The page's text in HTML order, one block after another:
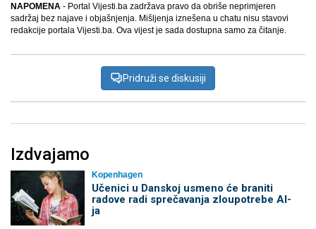
NAPOMENA - Portal Vijesti.ba zadržava pravo da obriše neprimjeren
sadržaj bez najave i objašnjenja. Mišljenja iznešena u chatu nisu stavovi
redakcije portala Vijesti.ba. Ova vijest je sada dostupna samo za čitanje.
Pridruži se diskusiji
Izdvajamo
Kopenhagen
Učenici u Danskoj usmeno će braniti
radove radi sprečavanja zloupotrebe AI-
ja